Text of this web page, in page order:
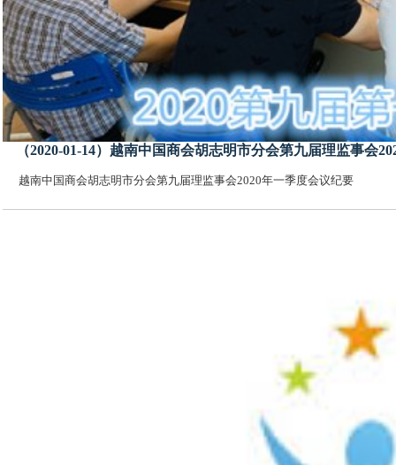
（2020-01-14）越南中国商会胡志明市分会第九届理监事会
越南中国商会胡志明市分会第九届理监事会2020年一季度会议纪要